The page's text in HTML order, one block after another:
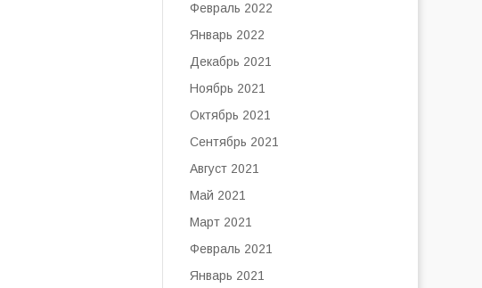
Февраль 2022
Январь 2022
Декабрь 2021
Ноябрь 2021
Октябрь 2021
Сентябрь 2021
Август 2021
Май 2021
Март 2021
Февраль 2021
Январь 2021